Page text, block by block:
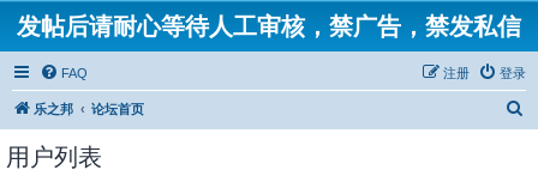
发帖后请耐心等待人工审核，禁广告，禁发私信
FAQ 登录
注册
乐之邦 论坛首页
用户列表